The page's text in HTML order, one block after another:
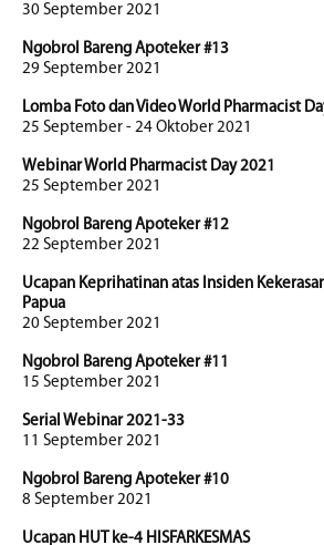
30 September 2021
Ngobrol Bareng Apoteker #13
29 September 2021
Lomba Foto dan Video World Pharmacist
25 September - 24 Oktober 2021
Webinar World Pharmacist Day 2021
25 September 2021
Ngobrol Bareng Apoteker #12
22 September 2021
Ucapan Keprihatinan atas Insiden
Papua
20 September 2021
Ngobrol Bareng Apoteker #11
15 September 2021
Serial Webinar 2021-33
11 September 2021
Ngobrol Bareng Apoteker #10
8 September 2021
Ucapan HUT ke-4 HISFARKESMAS